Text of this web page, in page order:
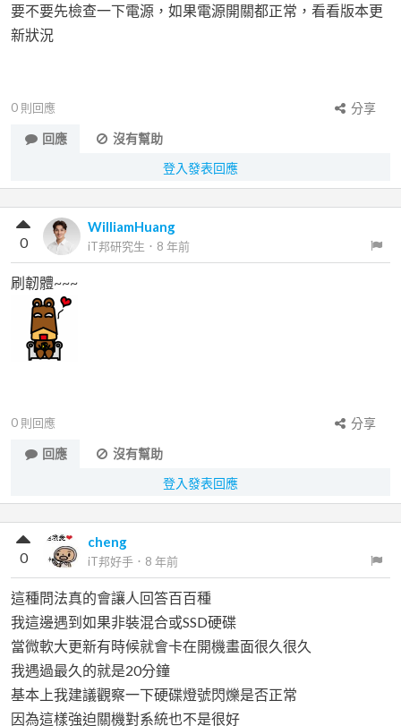
要不要先檢查一下電源，如果電源開關都正常，看看版本更
新狀況
0 則回應
分享
回應
沒有幫助
登入發表回應
WilliamHuang
iT邦研究生 ． 8 年前
0
刷韌體~~~
0 則回應
分享
回應
沒有幫助
登入發表回應
cheng
iT邦好手 ． 8 年前
0
這種問法真的會讓人回答百百種
我這邊遇到如果非裝混合或SSD硬碟
當微軟大更新有時候就會卡在開機畫面很久很久
我遇過最久的就是20分鐘
基本上我建議觀察一下硬碟燈號閃爍是否正常
因為這樣強迫關機對系統也不是很好